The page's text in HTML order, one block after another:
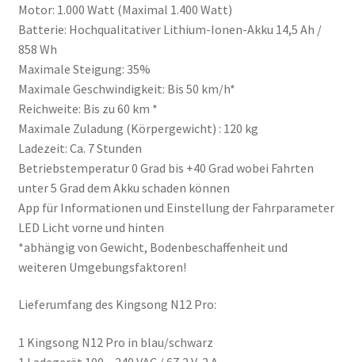
Motor: 1.000 Watt (Maximal 1.400 Watt)
Batterie: Hochqualitativer Lithium-Ionen-Akku 14,5 Ah /
858 Wh
Maximale Steigung: 35%
Maximale Geschwindigkeit: Bis 50 km/h*
Reichweite: Bis zu 60 km *
Maximale Zuladung (Körpergewicht) : 120 kg
Ladezeit: Ca. 7 Stunden
Betriebstemperatur 0 Grad bis +40 Grad wobei Fahrten
unter 5 Grad dem Akku schaden können
App für Informationen und Einstellung der Fahrparameter
LED Licht vorne und hinten
*abhängig von Gewicht, Bodenbeschaffenheit und
weiteren Umgebungsfaktoren!
Lieferumfang des Kingsong N12 Pro:
1 Kingsong N12 Pro in blau/schwarz